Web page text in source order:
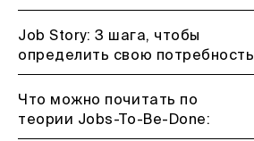
Job Story: 3 шага, чтобы
определить свою потребность
Что можно почитать по
теории Jobs-To-Be-Done: